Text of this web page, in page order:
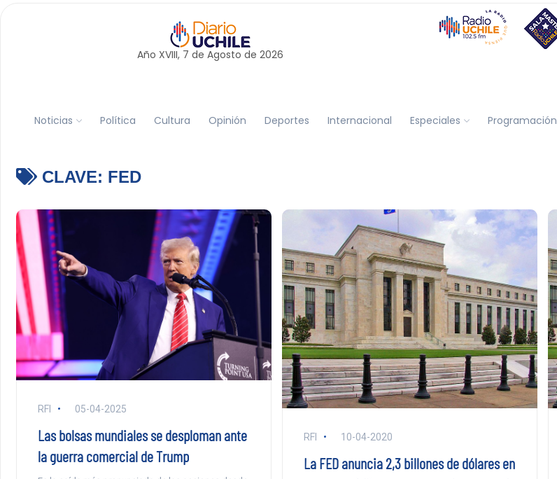
Año XVIII, 7 de Agosto de 2026
Noticias Política Cultura Opinión Deportes Internacional Especiales Programación
CLAVE: FED
RFI 05-04-2025
Las bolsas mundiales se desploman ante
la guerra comercial de Trump
RFI 10-04-2020
La FED anuncia 2,3 billones de dólares en